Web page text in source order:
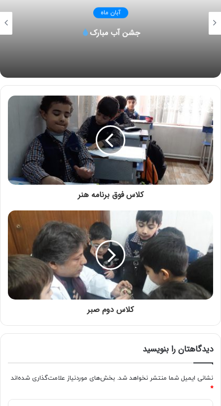
آبان ماه
جشن آب مبارک
کلاس فوق برنامه هنر
کلاس دوم صبر
دیدگاهتان را بنویسید
نشانی ایمیل شما منتشر نخواهد شد. بخش‌های موردنیاز علامت‌گذاری شده‌اند
*